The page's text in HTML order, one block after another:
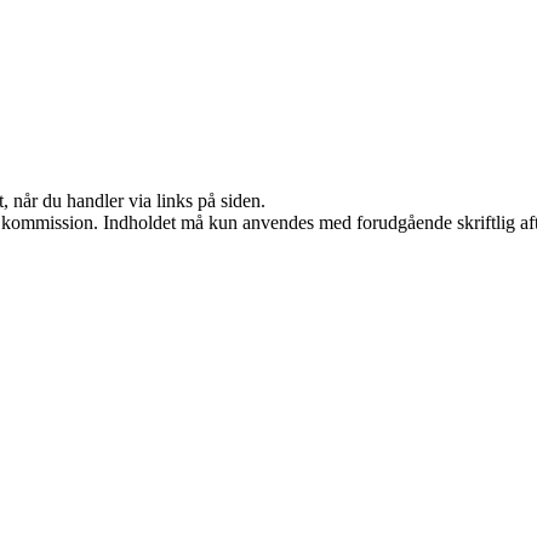
når du handler via links på siden.
Indholdet må kun anvendes med forudgående skriftlig